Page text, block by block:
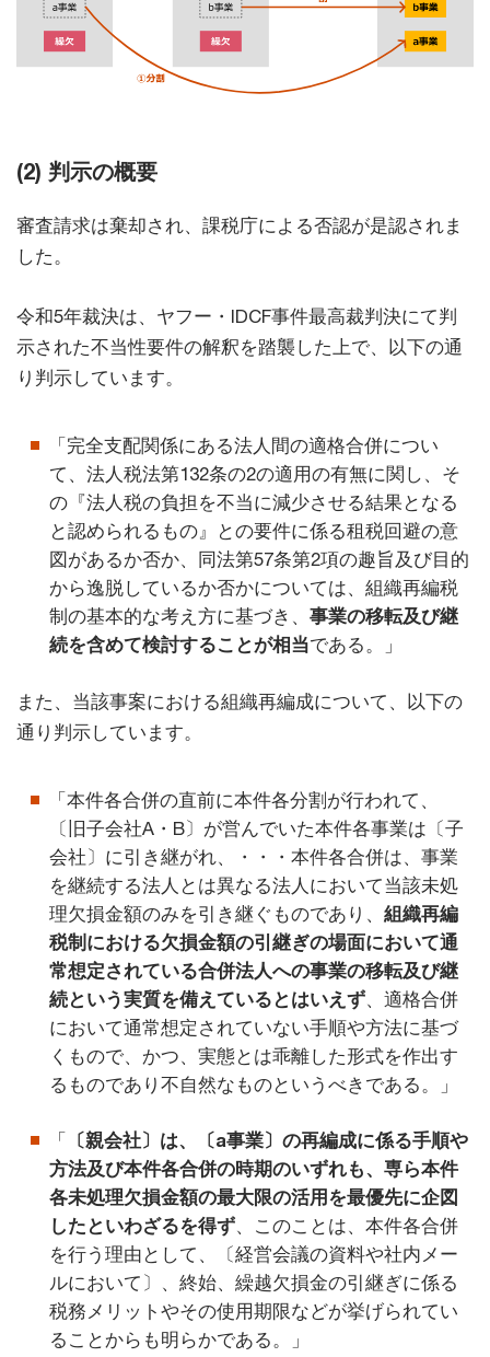
(2) 判示の概要
審査請求は棄却され、課税庁による否認が是認されま
した。
令和5年裁決は、ヤフー・IDCF事件最高裁判決にて判
示された不当性要件の解釈を踏襲した上で、以下の通
り判示しています。
「完全支配関係にある法人間の適格合併につい
て、法人税法第132条の2の適用の有無に関し、そ
の『法人税の負担を不当に減少させる結果となる
と認められるもの』との要件に係る租税回避の意
図があるか否か、同法第57条第2項の趣旨及び目的
から逸脱しているか否かについては、組織再編税
制の基本的な考え方に基づき、 事業の移転及び継
続を含めて検討することが相当である。」
また、当該事案における組織再編成について、以下の
通り判示しています。
「本件各合併の直前に本件各分割が行われて、
〔旧子会社A・B〕が営んでいた本件各事業は〔子
会社〕に引き継がれ、・・・本件各合併は、事業
を継続する法人とは異なる法人において当該未処
理欠損金額のみを引き継ぐものであり、 組織再編
税制における欠損金額の引継ぎの場面において通
常想定されている合併法人への事業の移転及び継
続という実質を備えているとはいえず、適格合併
において通常想定されていない手順や方法に基づ
くもので、かつ、実態とは乖離した形式を作出す
るものであり不自然なものというべきである。」
「
〔親会社〕は、〔a事業〕の再編成に係る手順や
方法及び本件各合併の時期のいずれも、専ら本件
各未処理欠損金額の最大限の活用を最優先に企図
したといわざるを得ず、このことは、本件各合併
を行う理由として、〔経営会議の資料や社内メー
ルにおいて〕、終始、繰越欠損金の引継ぎに係る
税務メリットやその使用期限などが挙げられてい
ることからも明らかである。」